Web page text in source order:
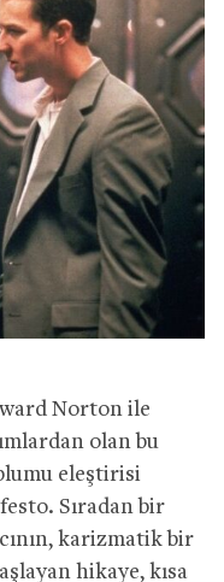
Norton ile
olan bu
eleştirisi
Sıradan bir
karizmatik bir
hikaye, kısa